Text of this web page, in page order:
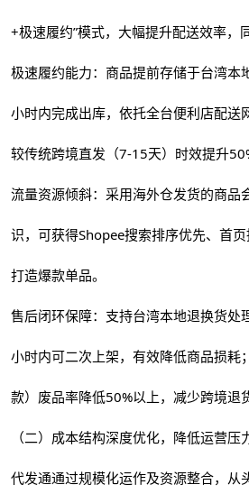
+极速履约”模式，大幅提升配送效率，
极速履约能力：商品提前存储于台湾本
小时内完成出库，依托全台便利店配送
较传统跨境直发（7-15天）时效提升
流量资源倾斜：采用海外仓发货的商品
识，可获得Shopee搜索排序优先、首
打造爆款单品。
售后闭环保障：支持台湾本地退换货处
小时内可二次上架，有效降低商品损耗
款）废品率降低50%以上，减少跨境退
（二）成本结构深度优化，降低运营压
代发通通过规模化运作及资源整合，从